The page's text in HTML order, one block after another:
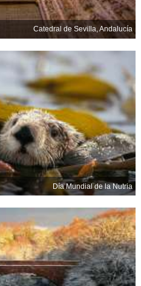
Catedral de Sevilla, Andalucía
Día Mundial de la Nutria